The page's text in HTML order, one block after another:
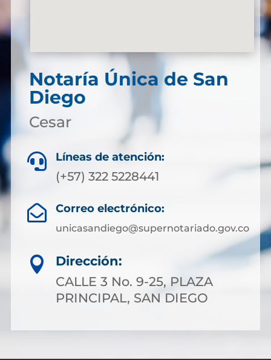
Notaría Única de San
Diego
Cesar
 Líneas de atención:
(+57) 322 5228441
 Correo electrónico:
unicasandiego@supernotariado.gov.co

Dirección:
CALLE 3 No. 9-25, PLAZA
PRINCIPAL, SAN DIEGO